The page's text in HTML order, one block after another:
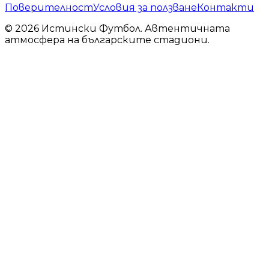
ПоверителностУсловия за ползванеКонтакти
© 2026 Истински Футбол. Автентичната
атмосфера на българските стадиони.